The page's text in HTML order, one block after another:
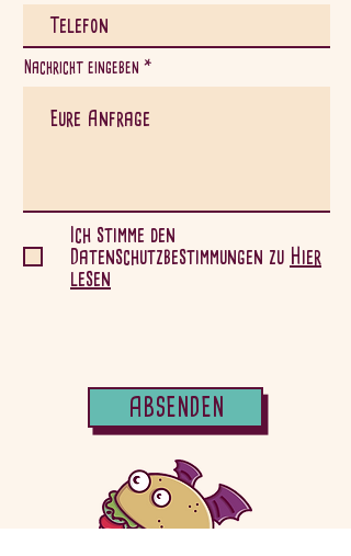
Nachricht eingeben
Ich stimme den
Datenschutzbestimmungen zu Hier
lesen
ABSENDEN